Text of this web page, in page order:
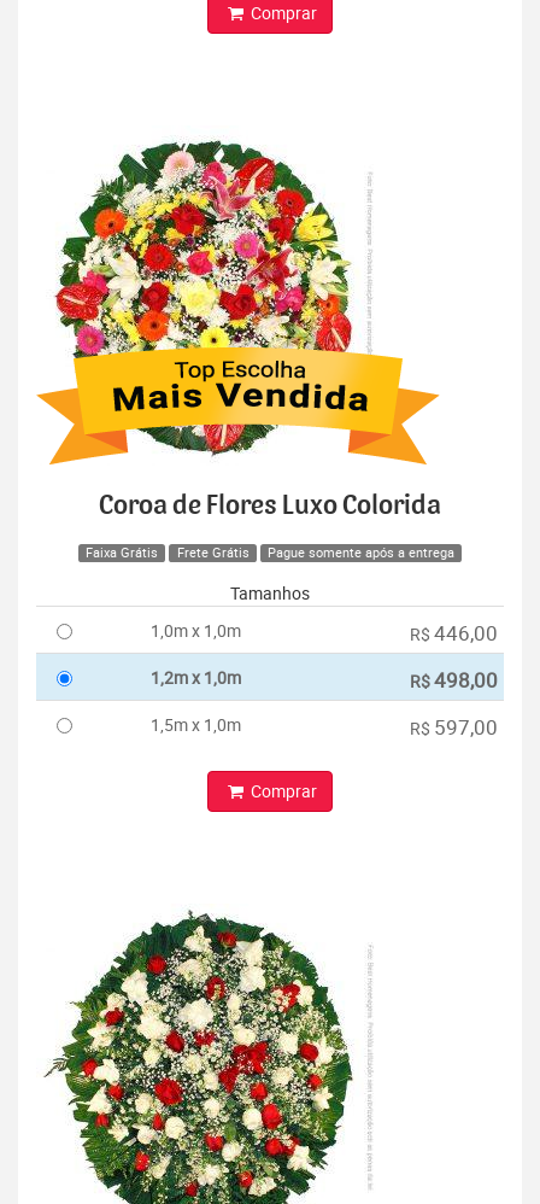
Comprar
Coroa de Flores Luxo Colorida
Faixa Grátis Frete Grátis Pague somente após a entrega
Tamanhos
1,0m x 1,0m
R$ 446,00
1,2m x 1,0m R$498,00
1,5m x 1,0m R$ 597,00
Comprar